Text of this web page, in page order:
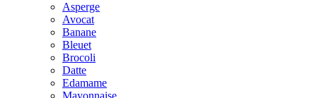
Asperge
Avocat
Banane
Bleuet
Brocoli
Datte
Edamame
Mayonnaise